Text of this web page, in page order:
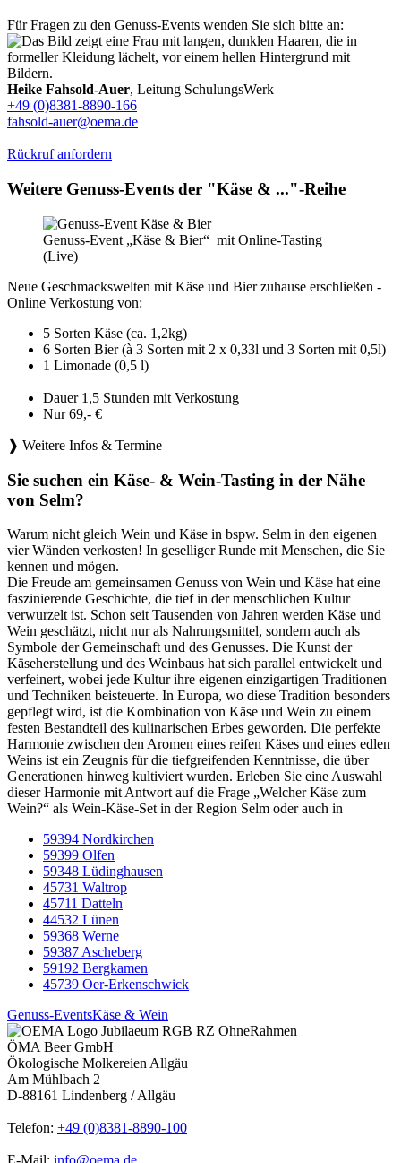
Für Fragen zu den Genuss-Events wenden Sie sich bitte an:
Heike Fahsold-Auer, Leitung SchulungsWerk
+49 (0)8381-8890-166
fahsold-auer@oema.de
Rückruf anfordern
Weitere Genuss-Events der "Käse & ..."-Reihe
Genuss-Event „Käse & Bier“ mit Online-Tasting
(Live)
Neue Geschmackswelten mit Käse und Bier zuhause erschließen -
Online Verkostung von:
5 Sorten Käse (ca. 1,2kg)
6 Sorten Bier (à 3 Sorten mit 2 x 0,33l und 3 Sorten mit 0,5l)
1 Limonade (0,5 l)
Dauer 1,5 Stunden mit Verkostung
Nur 69,- €
❱ Weitere Infos & Termine
Sie suchen ein Käse- & Wein-Tasting in der Nähe
von Selm?
Warum nicht gleich Wein und Käse in bspw. Selm in den eigenen
vier Wänden verkosten! In geselliger Runde mit Menschen, die Sie
kennen und mögen.
Die Freude am gemeinsamen Genuss von Wein und Käse hat eine
faszinierende Geschichte, die tief in der menschlichen Kultur
verwurzelt ist. Schon seit Tausenden von Jahren werden Käse und
Wein geschätzt, nicht nur als Nahrungsmittel, sondern auch als
Symbole der Gemeinschaft und des Genusses. Die Kunst der
Käseherstellung und des Weinbaus hat sich parallel entwickelt und
verfeinert, wobei jede Kultur ihre eigenen einzigartigen Traditionen
und Techniken beisteuerte. In Europa, wo diese Tradition besonders
gepflegt wird, ist die Kombination von Käse und Wein zu einem
festen Bestandteil des kulinarischen Erbes geworden. Die perfekte
Harmonie zwischen den Aromen eines reifen Käses und eines edlen
Weins ist ein Zeugnis für die tiefgreifenden Kenntnisse, die über
Generationen hinweg kultiviert wurden. Erleben Sie eine Auswahl
dieser Harmonie mit Antwort auf die Frage „Welcher Käse zum
Wein?“ als Wein-Käse-Set in der Region Selm oder auch in
59394 Nordkirchen
59399 Olfen
59348 Lüdinghausen
45731 Waltrop
45711 Datteln
44532 Lünen
59368 Werne
59387 Ascheberg
59192 Bergkamen
45739 Oer-Erkenschwick
Genuss-EventsKäse & Wein
ÖMA Beer GmbH
Ökologische Molkereien Allgäu
Am Mühlbach 2
D-88161 Lindenberg / Allgäu
Telefon: +49 (0)8381-8890-100